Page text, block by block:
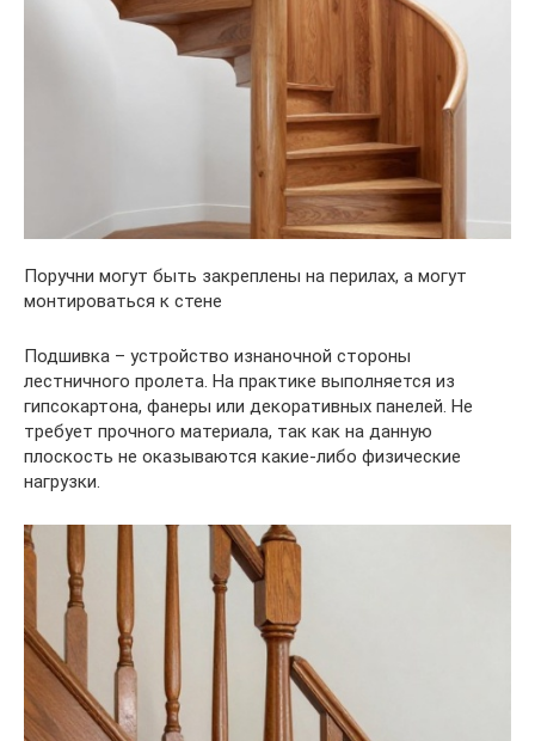
Поручни могут быть закреплены на перилах, а могут
монтироваться к стене
Подшивка – устройство изнаночной стороны
лестничного пролета. На практике выполняется из
гипсокартона, фанеры или декоративных панелей. Не
требует прочного материала, так как на данную
плоскость не оказываются какие-либо физические
нагрузки.